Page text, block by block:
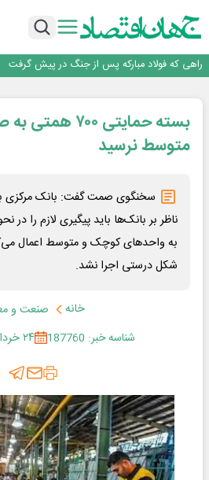
تجدیدپذیر با حضور استاندار اصفهان
گفتگو با کاوه معلمی، مدیر حسابداری مدیریت
راهی که فولاد مبارکه پس از جنگ در پیش گرفت
افتتاح بزرگ‌ترین و مجهزترین آموزشگاه فنی
تجدیدپذیر با حضور استاندار اصفهانبسته حمایتی
متوسط نرسید
سخنگوی صمت گفت: بانک مرکزی
ناظر بر بانک‌ها باید پیگیری لازم را
به واحدهای کوچک و متوسط اعمال
شکل درستی اجرا نشد.
خانه
صنعت و
شناسه خبر: 187760
۲۴ خرداد ۱۴۰۵